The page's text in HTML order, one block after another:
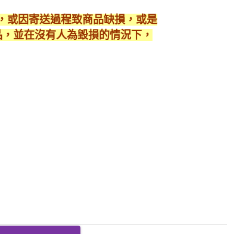
或因寄送過程致商品缺損，或是
並在沒有人為毀損的情況下，